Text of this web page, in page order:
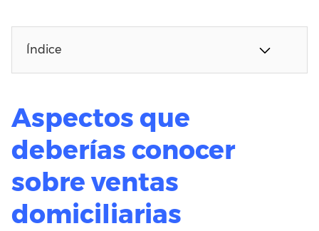
Índice
Aspectos que
deberías conocer
sobre ventas
domiciliarias